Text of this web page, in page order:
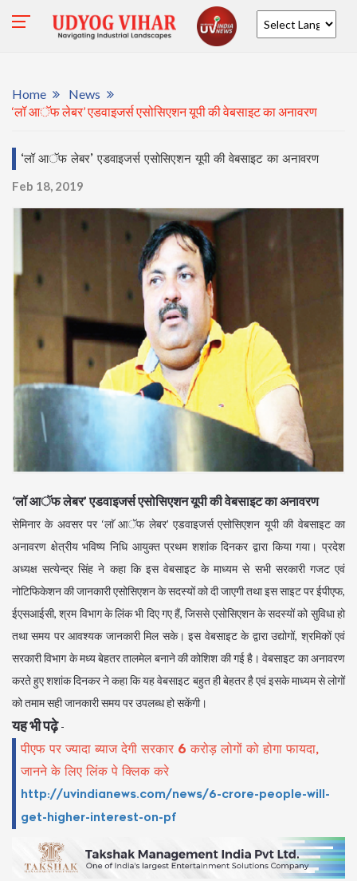
Home
News
‘लॉ आॅफ लेबर’ एडवाइजर्स एसोसिएशन यूपी की वेबसाइट का अनावरण
‘लॉ आॅफ लेबर’ एडवाइजर्स एसोसिएशन यूपी की वेबसाइट का अनावरण
Feb 18, 2019
‘लॉ आॅफ लेबर’ एडवाइजर्स एसोसिएशन यूपी की वेबसाइट का अनावरण
सेमिनार के अवसर पर ‘लाॅ आॅफ लेबर’ एडवाइजर्स एसोसिएशन यूपी की वेबसाइट का
अनावरण क्षेत्रीय भविष्य निधि आयुक्त प्रथम शशांक दिनकर द्वारा किया गया। प्रदेश
अध्यक्ष सत्येन्द्र सिंह ने कहा कि इस वेबसाइट के माध्यम से सभी सरकारी गजट एवं
नोटिफिकेशन की जानकारी एसोसिएशन के सदस्यों को दी जाएगी तथा इस साइट पर ईपीएफ,
ईएसआईसी, श्रम विभाग के लिंक भी दिए गए हैं, जिससे एसोसिएशन के सदस्यों को सुविधा हो
तथा समय पर आवश्यक जानकारी मिल सके। इस वेबसाइट के द्वारा उद्योगों, श्रमिकों एवं
सरकारी विभाग के मध्य बेहतर तालमेल बनाने की कोशिश की गई है। वेबसाइट का अनावरण
करते हुए शशांक दिनकर ने कहा कि यह वेबसाइट बहुत ही बेहतर है एवं इसके माध्यम से लोगों
को तमाम सही जानकारी समय पर उपलब्ध हो सकेंगी।
यह भी पढ़े-
पीएफ पर ज्यादा ब्याज देगी सरकार 6 करोड़ लोगों को होगा फायदा,
जानने के लिए लिंक पे क्लिक करे
http://uvindianews.com/news/6-crore-people-will-
get-higher-interest-on-pf